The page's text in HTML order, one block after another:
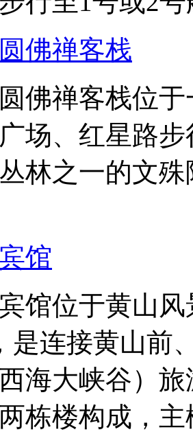
佛禅客栈
佛禅客栈位
场、红星路
林之一的文
馆
馆位于黄山
是连接黄山前
海大峡谷）
栋楼构成，